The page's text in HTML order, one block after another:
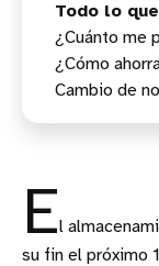
Todo lo
¿Cuánto me
¿Cómo
Cambio de
El
su fin el próximo